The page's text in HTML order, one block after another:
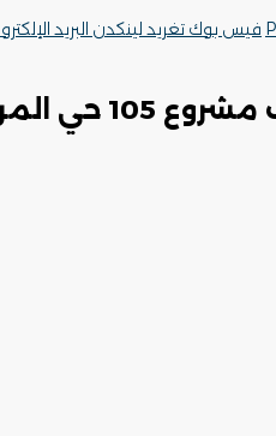
فيس بوك تغريد لينكدن البريد